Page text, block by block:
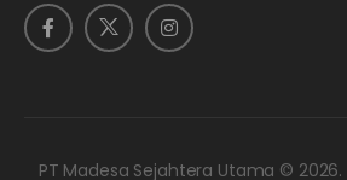
*
PT Madesa Sejahtera Utama © 2026.